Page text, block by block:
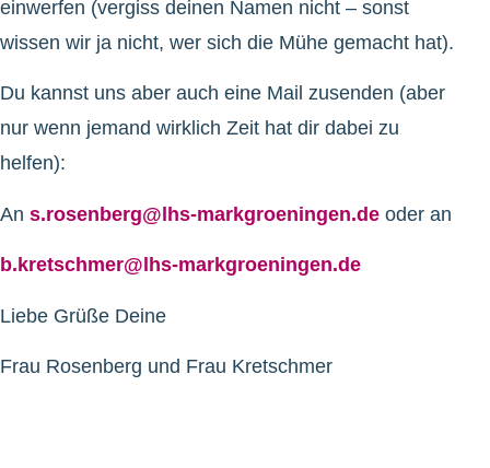
einwerfen (vergiss deinen Namen nicht – sonst
wissen wir ja nicht, wer sich die Mühe gemacht hat).
Du kannst uns aber auch eine Mail zusenden (aber
nur wenn jemand wirklich Zeit hat dir dabei zu
helfen):
An s.rosenberg@lhs-markgroeningen.de oder an
b.kretschmer@lhs-markgroeningen.de
Liebe Grüße Deine
Frau Rosenberg und Frau Kretschmer